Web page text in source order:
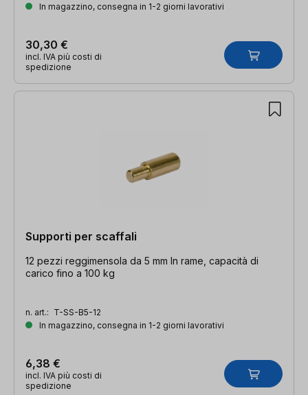
In magazzino, consegna in 1-2 giorni lavorativi
30,30 €
incl. IVA più costi di
spedizione
Supporti per scaffali
12 pezzi reggimensola da 5 mm In rame, capacità di
carico fino a 100 kg
n. art.: T-SS-B5-12
In magazzino, consegna in 1-2 giorni lavorativi
6,38 €
incl. IVA più costi di
spedizione